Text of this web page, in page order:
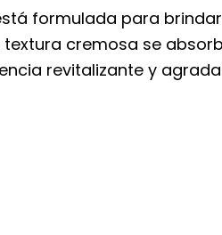
formulada para
cremosa se
revitalizante y